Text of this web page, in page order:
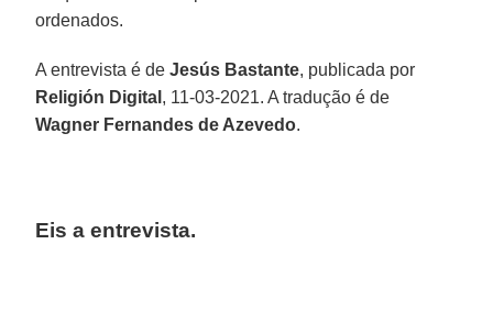
ordenados.
A entrevista é deJesús Bastante, publicada por
Religión Digital , 11-03-2021. A tradução é de
Wagner Fernandes de Azevedo.
Eis a entrevista.